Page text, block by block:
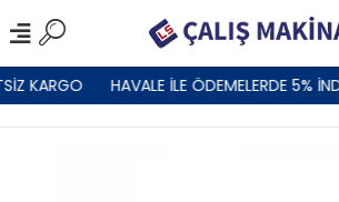
KARGO HAVALE İLE ÖDEMELERDE 5%